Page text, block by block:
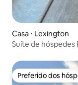
Casa ⋅ Lexington
Suíte de hóspedes
Preferido dos
Preferido dos